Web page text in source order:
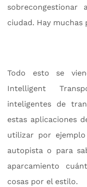
ciudad. Hay muchas
Todo esto se
Intelligent
inteligentes de
estas aplicaciones
utilizar por
autopista o para
aparcamiento
cosas por el estilo.